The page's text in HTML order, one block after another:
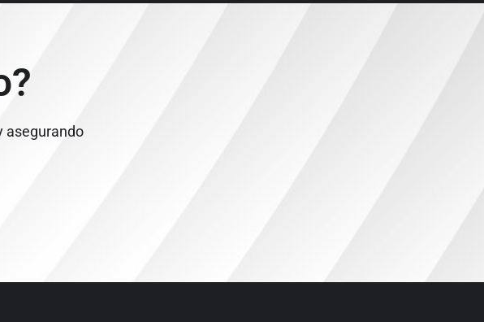
asegurando